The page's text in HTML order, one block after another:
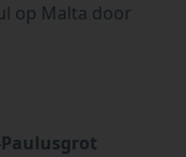
op Malta door